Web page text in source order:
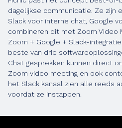
dagelijkse communicatie. Ze zijn
Slack voor interne chat, Google
combineren dit met Zoom Video
Zoom + Google + Slack-
beste van drie
Chat gesprekken kunnen direct
Zoom video meeting en ook
het Slack kanaal zien alle reeds
voordat ze instappen.